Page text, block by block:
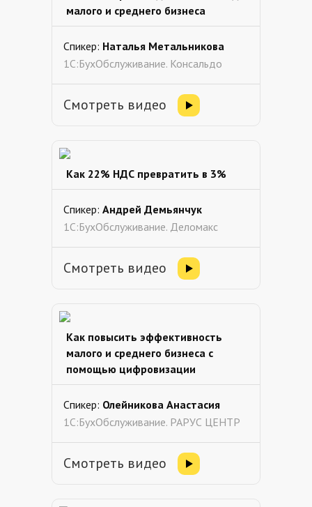
малого и среднего бизнеса
Спикер: Наталья Метальникова
1С:БухОбслуживание. Консальдо
Смотреть видео
Как 22% НДС превратить в 3%
Спикер: Андрей Демьянчук
1С:БухОбслуживание. Деломакс
Смотреть видео
Как повысить эффективность
малого и среднего бизнеса с
помощью цифровизации
Спикер: Олейникова Анастасия
1С:БухОбслуживание. РАРУС ЦЕНТР
Смотреть видео